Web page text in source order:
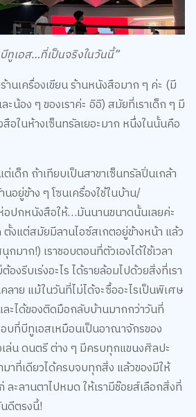
ทูเอส…ที่เป็นจริงในวันนี้”
านเครื่องเขียน ร้านหนังสือมาก ๆ ค่ะ (มี
น้อง ๆ ของเราค่ะ อิอิ) สมัยที่เราเด็ก ๆ มี
อในห้างเซ็นทรัลเยอะมาก หนึ่งในนั้นคือ
เด็ก ถ้าเทียบเป็นสาขาเซ็นทรัลปิ่นเกล้า
นอยู่ข้าง ๆ โซนเครื่องใช้ในบ้าน/
อปกหนังสือให้…มันนานขนาดนั้นเลยค่ะ
ตั้งแต่สมัยมีลานไอซ์สเกตอยู่ข้างหน้า แล้ว
มาก!) เราชอบตอนที่ตัวเองได้ใช้เวลา
งรีบเร่งอะไร ได้รายล้อมไปด้วยสิ่งที่เรา
ลาย แม้ในวันที่ไม่ได้จะซื้ออะไรเป็นพิเศษ
ละได้ของติดมือกลับบ้านมากกว่าวันที่
บที่บีทูเอสเหมือนเป็นอาณาจักรของ
เล่น ดนตรี ต่าง ๆ มีครบทุกแขนงศิลปะ
าที่เดียวได้ครบจบทุกสิ่ง แล้วของมีให้
ละลานตาไปหมด ให้เรามีช๊อยส์เลือกสิ่งที่
ดีตรงนี้!